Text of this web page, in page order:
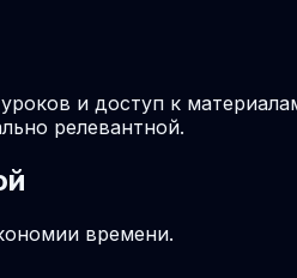
и доступ к
релевантной.
времени.